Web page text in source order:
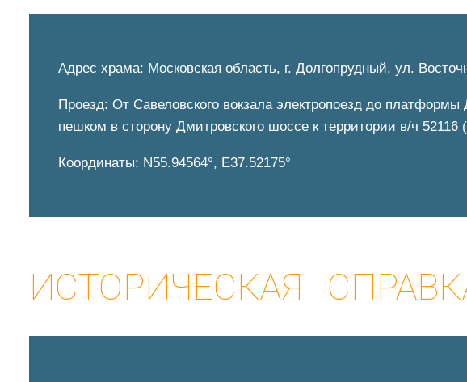
Адрес храма: Московская область, г. Долгопрудный, ул.
Проезд: От Савеловского вокзала электропоезд до
пешком в сторону Дмитровского шоссе к территории в/ч
Координаты: N55.94564°, E37.52175°
ИСТОРИЧЕСКАЯ